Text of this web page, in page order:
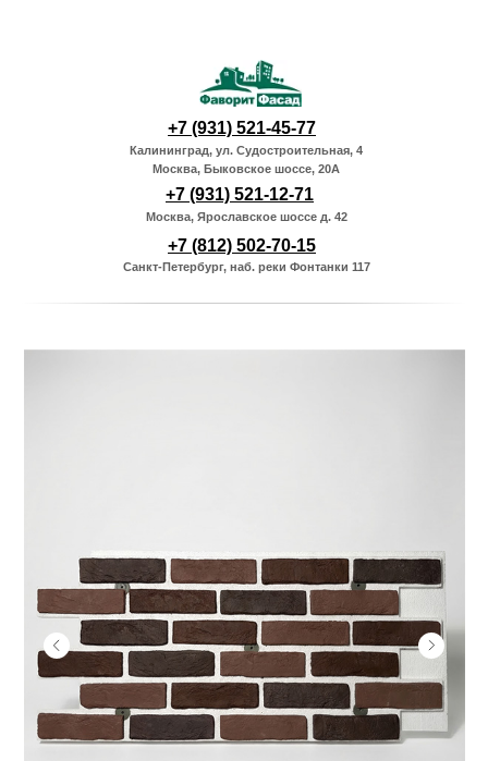
Санкт-Петербург, наб. реки Фонтанки 117
+7 (812) 502-70-15
Калининград, ул. Судостроительная, 4
Москва, Быковское шоссе, 20А
Москва, Ярославское шоссе д. 42
+7 (931) 521-12-71
+7 (931) 521-45-77